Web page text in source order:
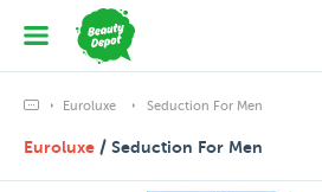
Euroluxe Seduction For Men
Euroluxe / Seduction For Men